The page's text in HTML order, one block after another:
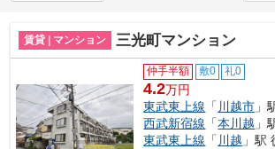
賃貸 | マンション 三光町マンション
仲手半額 敷0 礼0
4.2万円
東武東上線 「 川越市 」
西武新宿線 「本川越 」
東武東上線 「 川越 」駅